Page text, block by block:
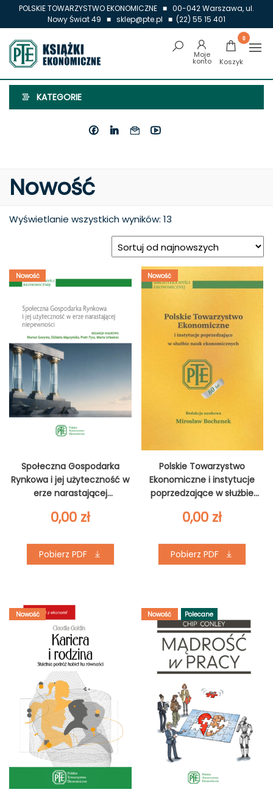
PrzejdźPOLSKIE TOWARZYSTWO EKONOMICZNE ■ 00-042 Warszawa, ul.
Nowy Świat 49 ■ sklep@pte.pl ■ (22) 55 15 401
Książki
Ekonomiczne
0
KATEGORIE
Nowość
Wyświetlanie wszystkich wyników: 13
według
najnowszych
Nowość
Społeczna Gospodarka
Rynkowa i jej użyteczność w
erze narastającej
0,00 zł
Pobierz PDF
Nowość
Polskie Towarzystwo
Ekonomiczne i instytucje
poprzedzające w służbie
0,00 zł
Pobierz PDF
Nowość Polecane
Nowość